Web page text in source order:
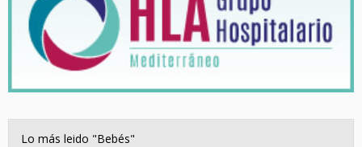
Lo más leido "Bebés"